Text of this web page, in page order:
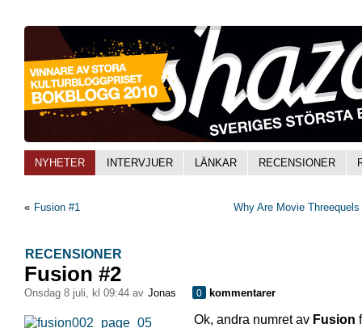
NYHETER INTERVJUER LÄNKAR RECENSIONER
« Fusion #1 Why Are Movie
RECENSIONER
Fusion #2
onsdag 8 juli, kl 09:44 av Jonas 0 kommentarer
Ok, andra numret av Fusion